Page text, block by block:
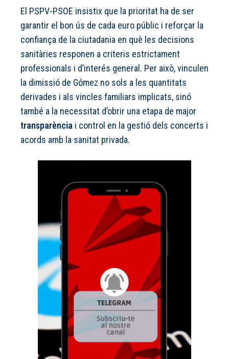
El PSPV-PSOE insistix que la prioritat ha de ser
garantir el bon ús de cada euro públic i reforçar la
confiança de la ciutadania en què les decisions
sanitàries responen a criteris estrictament
professionals i d’interés general. Per això, vinculen
la dimissió de Gómez no sols a les quantitats
derivades i als vincles familiars implicats, sinó
també a la necessitat d’obrir una etapa de major
transparència i control en la gestió dels concerts i
acords amb la sanitat privada.